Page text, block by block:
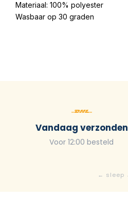
Materiaal: 100% polyester
Wasbaar op 30 graden
Vandaag verzonden
Voor 12:00 besteld